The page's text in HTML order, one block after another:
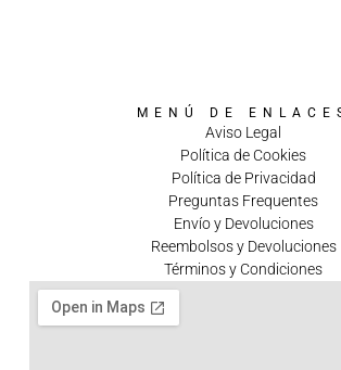
MENÚ DE
Aviso Legal
Política de Cookies
Política de Privacidad
Preguntas Frequentes
Envío y Devoluciones
Reembolsos y Devoluciones
Términos y Condiciones